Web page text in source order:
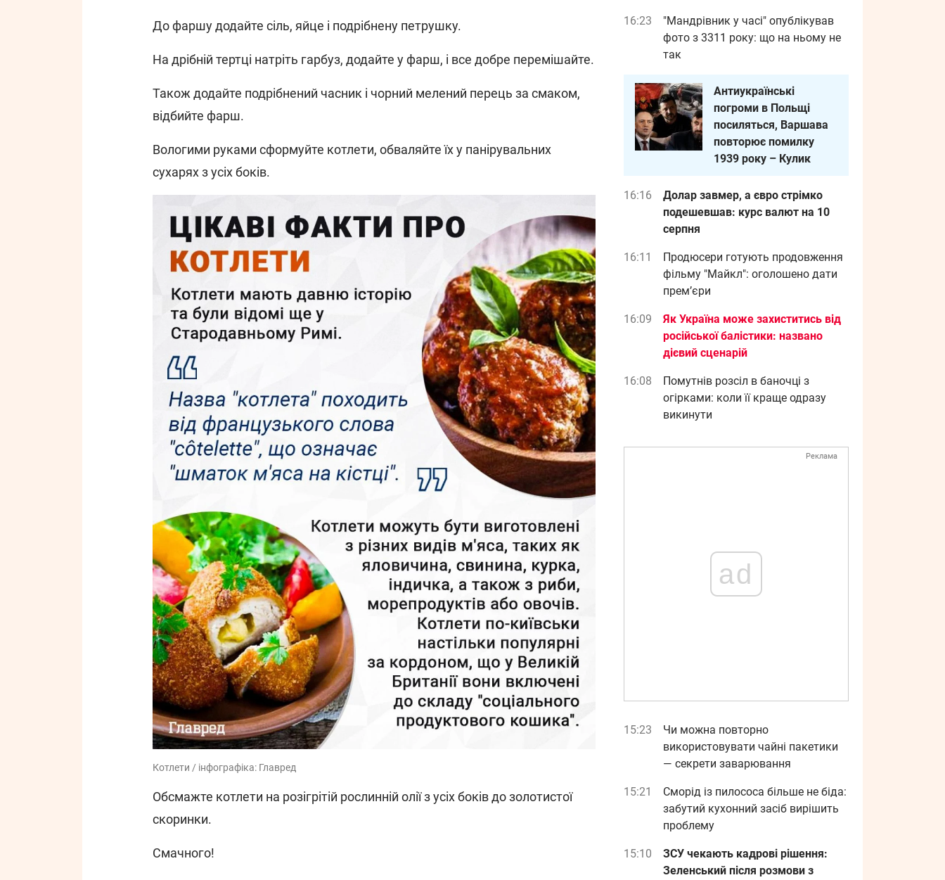
До фаршу додайте сіль, яйце і подрібнену петрушку.
На дрібній тертці натріть гарбуз, додайте у фарш, і все добре перемішайте.
Також додайте подрібнений часник і чорний мелений перець за смаком,
відбийте фарш.
Вологими руками сформуйте котлети, обваляйте їх у панірувальних
сухарях з усіх боків.
Котлети / інфографіка: Главред
Обсмажте котлети на розігрітій рослинній олії з усіх боків до золотистої
скоринки.
Смачного!
16:23
"Мандрівник у часі" опублікував
фото з 3311 року: що на ньому не
так
Антиукраїнські
погроми в Польщі
посиляться, Варшава
повторює помилку
1939 року – Кулик
16:16
Долар завмер, а євро стрімко
подешевшав: курс валют на 10
серпня
16:11
Продюсери готують продовження
фільму "Майкл": оголошено дати
прем’єри
16:09
Як Україна може захиститись від
російської балістики: названо
дієвий сценарій
16:08
Помутнів розсіл в баночці з
огірками: коли її краще одразу
викинути
Реклама
ad
15:23
Чи можна повторно
використовувати чайні пакетики
— секрети заварювання
15:21
Сморід із пилососа більше не біда:
забутий кухонний засіб вирішить
проблему
15:10
ЗСУ чекають кадрові рішення:
Зеленський після розмови з